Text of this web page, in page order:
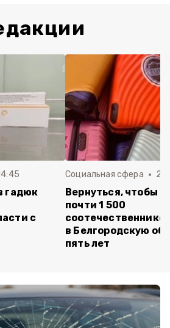
гадюк
с
Социальная сфера 20
Вернуться, чтобы
почти 1 500
в Белгородскую
пять лет